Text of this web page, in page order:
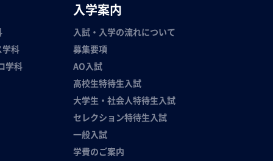
学科
学科
入学案内
入試・入学の流れについて
募集要項
AO入試
高校生特待生入試
大学生・社会人特待生入試
セレクション特待生入試
一般入試
学費のご案内